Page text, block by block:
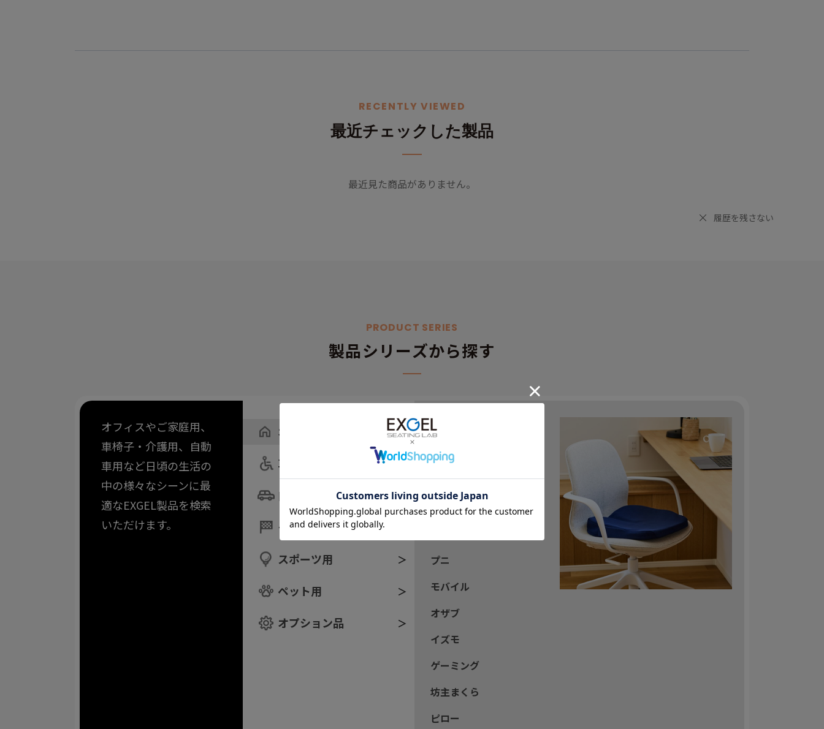
RECENTLY VIEWED
最近チェックした製品
最近見た商品がありません。
履歴を残さない
PRODUCT SERIES
製品シリーズから探す
オフィスやご家庭用、
車椅子・介護用、自動
車用など日頃の生活の
中の様々なシーンに最
適なEXGEL製品を検索
いただけます。
オフィス・家庭用
車椅子・介護用
自動車用
モータースポーツ用
スポーツ用
ペット用
オプション品
すべて
ザ・アウル
ハグ
ハグ床座
プニ
モバイル
オザブ
イズモ
ゲーミング
坊主まくら
ピロー